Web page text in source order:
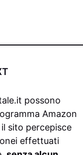
possono
Amazon
sito percepisce
effettuati